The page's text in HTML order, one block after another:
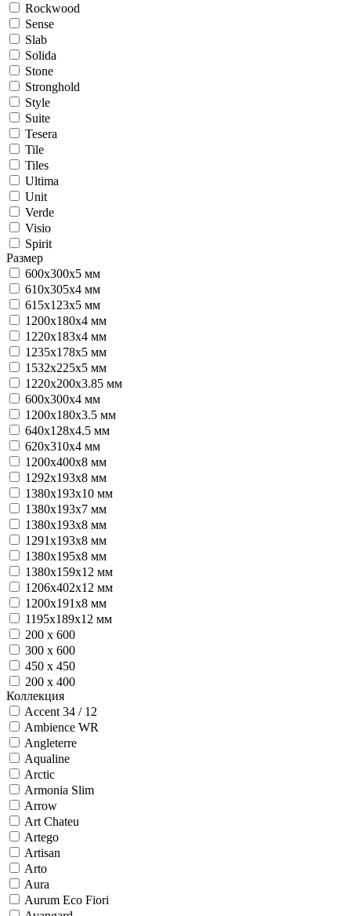
Rockwood
Sense
Slab
Solida
Stone
Stronghold
Style
Suite
Tesera
Tile
Tiles
Ultima
Unit
Verde
Visio
Spirit
Размер
600х300х5 мм
610х305х4 мм
615х123х5 мм
1200х180х4 мм
1220х183х4 мм
1235х178х5 мм
1532х225х5 мм
1220х200х3.85 мм
600х300х4 мм
1200х180х3.5 мм
640х128х4.5 мм
620х310х4 мм
1200х400х8 мм
1292х193х8 мм
1380х193х10 мм
1380х193х7 мм
1380х193х8 мм
1291х193х8 мм
1380х195х8 мм
1380х159х12 мм
1206х402х12 мм
1200х191х8 мм
1195х189х12 мм
200 x 600
300 х 600
450 x 450
200 x 400
Коллекция
Accent 34 / 12
Ambience WR
Angleterre
Aqualine
Arctic
Armonia Slim
Arrow
Art Chateu
Artego
Artisan
Arto
Aura
Aurum Eco Fiori